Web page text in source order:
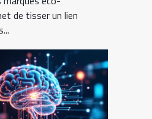
de tisser un lien